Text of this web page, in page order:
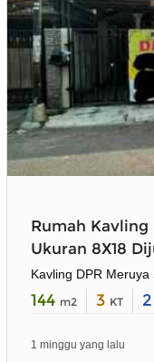
Rumah
Ukuran 8X18
Kavling DPR Meruya
144 m2 3 KT 2
1 minggu yang lalu